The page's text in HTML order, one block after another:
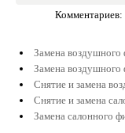
Комментариев:
Замена воздушного
Замена воздушного
Снятие и замена
Снятие и замена
Замена салонного